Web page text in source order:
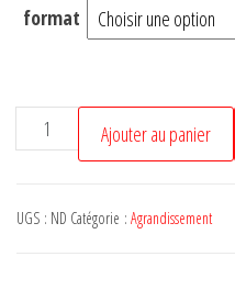
format
quantité
de
-
Ajouter au panier
UGS : ND Catégorie : Agrandissement